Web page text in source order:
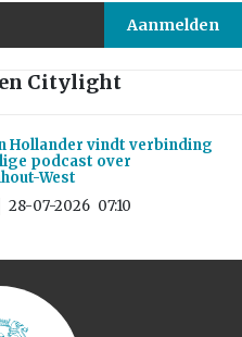
Citylight
Hollander vindt verbinding
podcast over
West
28-07-2026 07:10